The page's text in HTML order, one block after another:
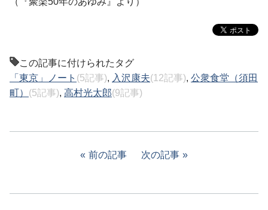
この記事に付けられたタグ
「東京」ノート (5記事), 入沢康夫(12記事), 公衆食堂（須田
町） (5記事), 高村光太郎(9記事)
前の記事 次の記事